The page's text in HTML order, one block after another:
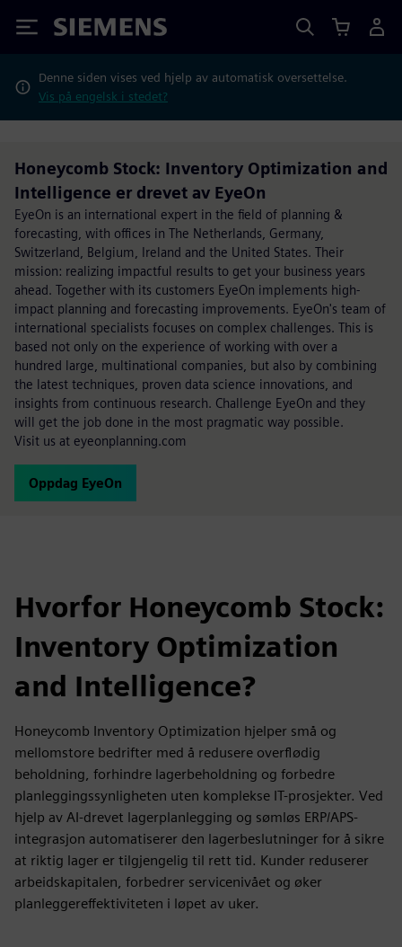
Siemens
Denne siden vises ved hjelp av automatisk oversettelse.
Vis på engelsk i stedet?
Honeycomb Stock: Inventory Optimization and
Intelligence er drevet av EyeOn
EyeOn is an international expert in the field of planning &
forecasting, with offices in The Netherlands, Germany,
Switzerland, Belgium, Ireland and the United States. Their
mission: realizing impactful results to get your business years
ahead. Together with its customers EyeOn implements high-
impact planning and forecasting improvements. EyeOn's team of
international specialists focuses on complex challenges. This is
based not only on the experience of working with over a
hundred large, multinational companies, but also by combining
the latest techniques, proven data science innovations, and
insights from continuous research. Challenge EyeOn and they
will get the job done in the most pragmatic way possible.
Visit us at eyeonplanning.com
Oppdag EyeOn
Hvorfor Honeycomb Stock:
Inventory Optimization
and Intelligence?
Honeycomb Inventory Optimization hjelper små og
mellomstore bedrifter med å redusere overflødig
beholdning, forhindre lagerbeholdning og forbedre
planleggingssynligheten uten komplekse IT-prosjekter. Ved
hjelp av AI-drevet lagerplanlegging og sømløs ERP/APS-
integrasjon automatiserer den lagerbeslutninger for å sikre
at riktig lager er tilgjengelig til rett tid. Kunder reduserer
arbeidskapitalen, forbedrer servicenivået og øker
planleggereffektiviteten i løpet av uker.